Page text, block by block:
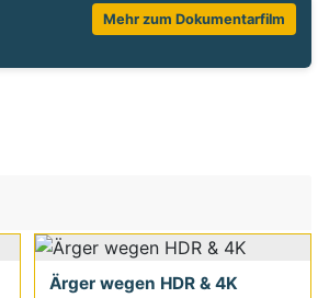
Mehr zum Dokumentarfilm
Ärger wegen HDR & 4K